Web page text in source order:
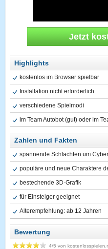
Jetzt
Highlights
kostenlos im Browser spielbar
Installation nicht erforderlich
verschiedene Spielmodi
im Team Autobot (gut) oder im
Zahlen und Fakten
spannende Schlachten um
populäre und neue Charaktere
bestechende 3D-Grafik
für Einsteiger geeignet
Alterempfehlung: ab 12 Jahren
Bewertung
4/5 von